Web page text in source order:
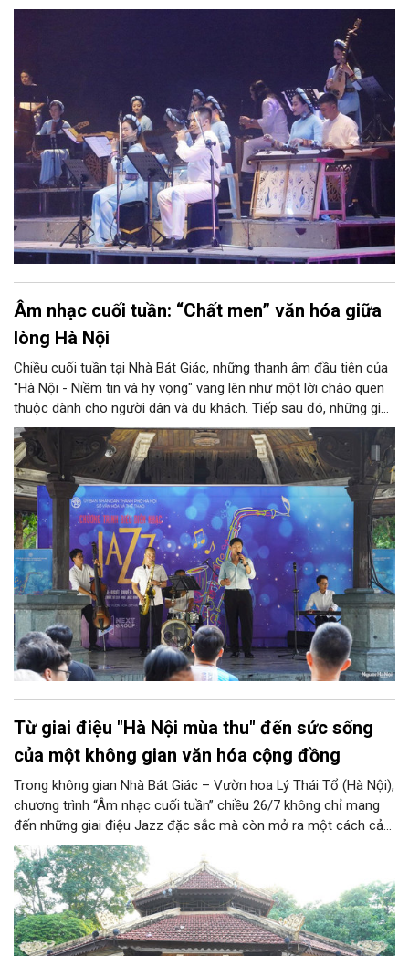
phối khí mới trên nền tảng làn điệu âm nhạc truyền thống Việt
Nam, đồng thời phải được trình diễn trực tiếp bằng nhạc cụ dân
Âm nhạc cuối tuần: “Chất men” văn hóa giữa
lòng Hà Nội
Chiều cuối tuần tại Nhà Bát Giác, những thanh âm đầu tiên của
"Hà Nội - Niềm tin và hy vọng" vang lên như một lời chào quen
thuộc dành cho người dân và du khách. Tiếp sau đó, những giai
điệu jazz kinh điển của thế giới lần lượt cất lên qua phần biểu
diễn của NSƯT Quyền Văn Minh và các nghệ sĩ Bình Minh Jazz
Club, mở ra một không gian âm nhạc giàu cảm xúc ngay giữa
trung tâm Thủ đô.
Từ giai điệu "Hà Nội mùa thu" đến sức sống
của một không gian văn hóa cộng đồng
Trong không gian Nhà Bát Giác – Vườn hoa Lý Thái Tổ (Hà Nội),
chương trình “Âm nhạc cuối tuần” chiều 26/7 không chỉ mang
đến những giai điệu Jazz đặc sắc mà còn mở ra một cách cảm
nhận mới về Hà Nội. Điểm nhấn của chương trình là ca khúc “Hà
Nội mùa thu” của nhạc sĩ Vũ Thanh đã đưa hình ảnh Thủ đô
hiện lên bằng vẻ đẹp tinh tế, giàu chiều sâu văn hóa, qua đó
khẳng định vai trò của nghệ thuật trong việc kiến tạo không
gian văn hóa cộng đồng và lan tỏa những giá trị bền vững của
thành phố.